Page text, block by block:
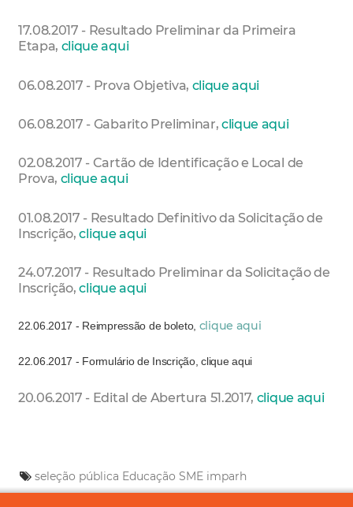
17.08.2017 - Resultado Preliminar da Primeira
Etapa, clique aqui
06.08.2017 - Prova Objetiva, clique aqui
06.08.2017 - Gabarito Preliminar,clique aqui
02.08.2017 - Cartão de Identificação e Local de
Prova, clique aqui
01.08.2017 - Resultado Definitivo da Solicitação de
Inscrição,clique aqui
24.07.2017 - Resultado Preliminar da Solicitação de
Inscrição,clique aqui
22.06.2017 - Reimpressão de boleto, clique aqui
22.06.2017 - Formulário de Inscrição, clique aqui
20.06.2017 - Edital de Abertura 51.2017, clique aqui
seleção pública Educação SME imparh